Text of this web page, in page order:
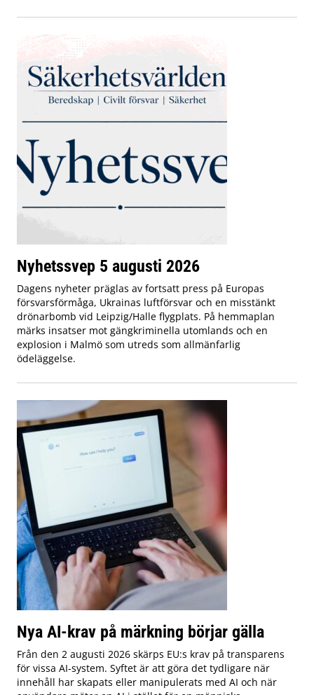
Nyhetssvep 5 augusti 2026
Dagens nyheter präglas av fortsatt press på Europas
försvarsförmåga, Ukrainas luftförsvar och en misstänkt
drönarbomb vid Leipzig/Halle flygplats. På hemmaplan
märks insatser mot gängkriminella utomlands och en
explosion i Malmö som utreds som allmänfarlig
ödeläggelse.
Nya AI-krav på märkning börjar gälla
Från den 2 augusti 2026 skärps EU:s krav på transparens
för vissa AI-system. Syftet är att göra det tydligare när
innehåll har skapats eller manipulerats med AI och när